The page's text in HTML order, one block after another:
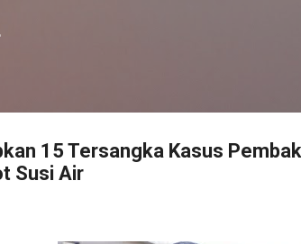
15 Tersangka Kasus
Susi Air